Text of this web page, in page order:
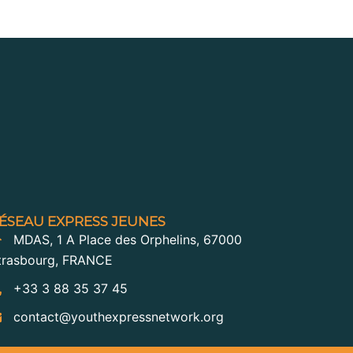
EXPRESS JEUNES
MDAS, 1 A Place des Orphelins, 67000
FRANCE
+33 3 88 35 37 45
contact@youthexpressnetwork.org